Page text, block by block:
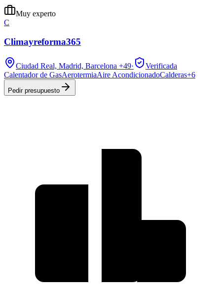
Muy experto
C
Climayreforma365
Ciudad Real, Madrid, Barcelona +49·
Verificada
Calentador de GasAerotermiaAire AcondicionadoCalderas+6
Pedir presupuesto